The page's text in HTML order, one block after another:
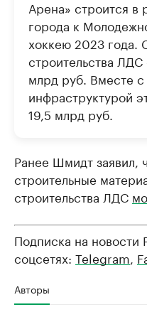
Арена» строится в
города к
хоккею 2023 года.
строительства ЛДС
млрд руб. Вместе
инфраструктурой
19,5 млрд руб.
Ранее Шмидт заявил,
строительные
строительства ЛДС
Подписка на новости
соцсетях: Telegram
Авторы